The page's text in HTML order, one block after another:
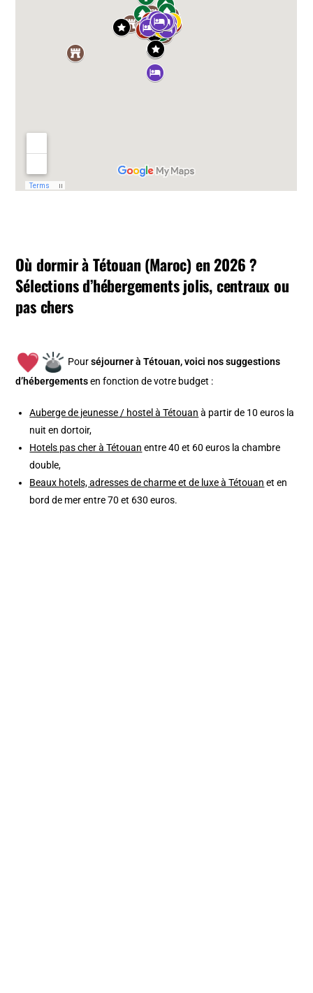
Où dormir à Tétouan (Maroc) en 2026 ?
Sélections d’hébergements jolis, centraux ou
pas chers
Pourséjourner à Tétouan, voici nos suggestions
d’hébergementsen fonction de votre budget :
Auberge de jeunesse / hostel à Tétouan à partir de 10 euros la
nuit en dortoir,
Hotels pas cher à Tétouan entre 40 et 60 euros la chambre
double,
Beaux hotels, adresses de charme et de luxe à Tétouan et en
bord de mer entre 70 et 630 euros.